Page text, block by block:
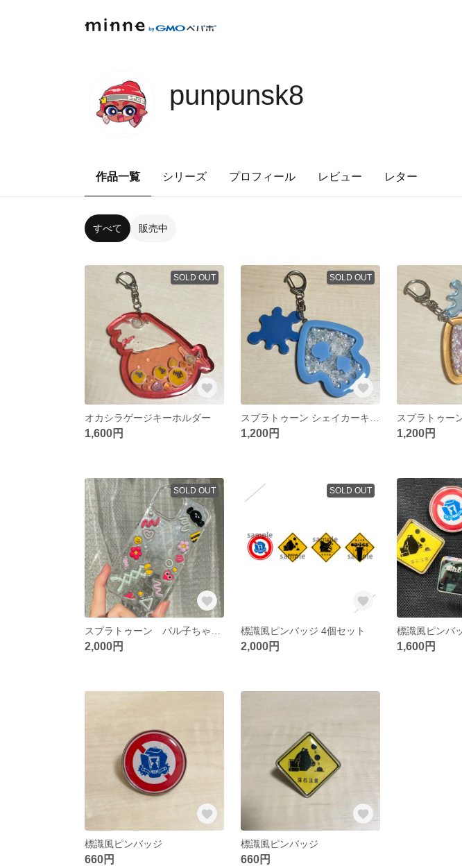
punpunsk8
作品一覧 シリーズ プロフィール レビュー レター
すべて 販売中
SOLD OUT
オカシラゲージキーホルダー
1,600円
SOLD OUT
1,200円 1,200円
SOLD OUT
2,000円
SOLD OUT
標識風ピンバッジ 4個セット
2,000円
標識風ピンバ
1,600円
標識風ピンバッジ
660円
標識風ピンバッジ
660円